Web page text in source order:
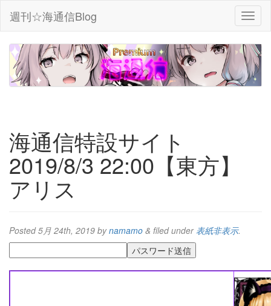
週刊☆海通信Blog
海通信特設サイト
2019/8/3 22:00【東方】
アリス
Posted5月 24th, 2019 bynamamo & filed under 表紙非表示.